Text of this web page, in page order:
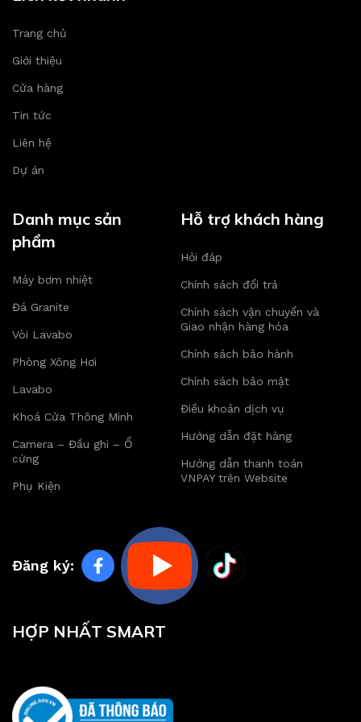
Trang chủ
Giới thiệu
Cửa hàng
Tin tức
Liên hệ
Dự án
Danh mục sản
phẩm
Máy bơm nhiệt
Đá Granite
Vòi Lavabo
Phòng Xông Hơi
Lavabo
Khoá Cửa Thông Minh
Camera – Đầu ghi – Ổ
cứng
Phụ Kiện
Hỗ trợ khách hàng
Hỏi đáp
Chính sách đổi trả
Chính sách vận chuyển và
Giao nhận hàng hóa
Chính sách bảo hành
Chính sách bảo mật
Điều khoản dịch vụ
Hướng dẫn đặt hàng
Hướng dẫn thanh toán
VNPAY trên Website
Đăng ký:
HỢP NHẤT SMART